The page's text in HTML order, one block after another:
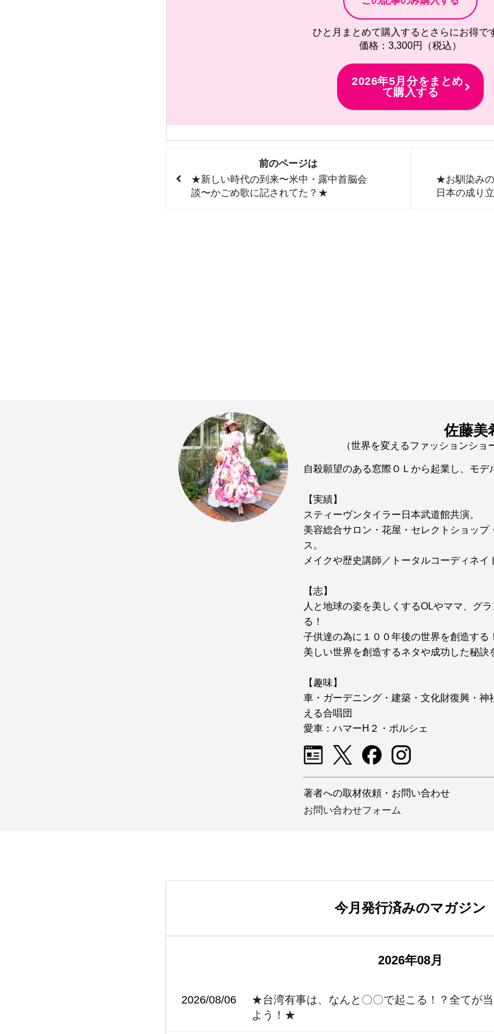
ひと月まとめて購入するとさらにお得で
価格：3,300円（税込）
2026年5月分をまとめ
て購入する
前のページは
★新しい時代の到来〜米中・露中首脳会
談〜かごめ歌に記されてた？★
★お馴染み
日本の成り
佐藤美
（世界を変えるファッションショ
自殺願望のある窓際ＯＬから起業し、モデ
【実績】
スティーヴンタイラー日本武道館共演。
美容総合サロン・花屋・セレクトショップ
ス。
メイクや歴史講師／トータルコーディネイ
【志】
人と地球の姿を美しくするOLやママ、グ
る！
子供達の為に１００年後の世界を創造する！
美しい世界を創造するネタや成功した秘訣
【趣味】
車・ガーデニング・建築・文化財復興・
える合唱団
愛車：ハマーH２・ポルシェ
著者への取材依頼・お問い合わせ
お問い合わせフォーム
今月発行済みのマガジン
2026年08月
2026/08/06
★台湾有事は、なんと〇〇で起こる！？全てが当
よう！★